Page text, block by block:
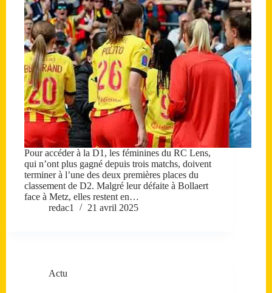
Pour accéder à la D1, les féminines du RC Lens,
qui n’ont plus gagné depuis trois matchs, doivent
terminer à l’une des deux premières places du
classement de D2. Malgré leur défaite à Bollaert
face à Metz, elles restent en…
redac1
21 avril 2025
Actu